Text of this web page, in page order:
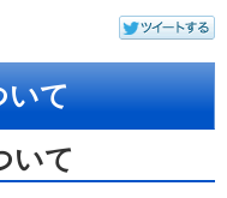
いて
いて